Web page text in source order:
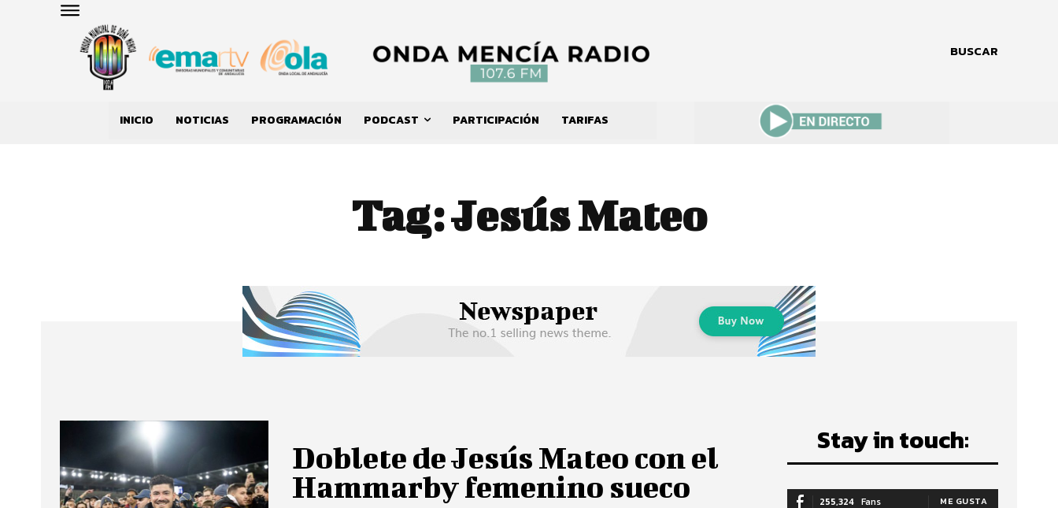
BUSCAR
INICIO NOTICIAS PROGRAMACIÓN PODCAST PARTICIPACIÓN TARIFAS
Tag:Jesús Mateo
Doblete de Jesús Mateo con el
Hammarby femenino sueco
Stay in touch:
255,324 Fans ME GUSTA